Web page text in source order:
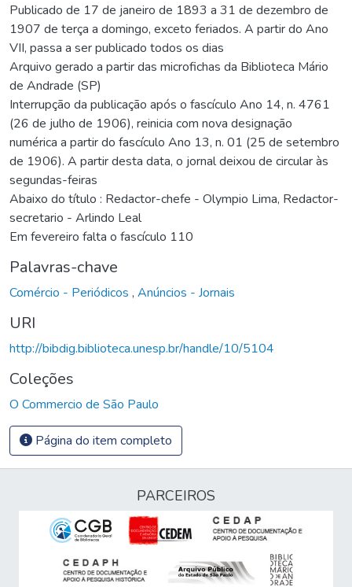
Publicado de 17 de janeiro de 1893 a 31 de dezembro de
1907 de terça a domingo, exceto feriados. A partir do Ano
VII, passa a ser publicado todos os dias
Arquivo gerado a partir das microfichas da Biblioteca Mário
de Andrade (SP)
Interrupção da publicação após o fascículo Ano 14, n. 4761
(26 de julho de 1906), reinicia com nova designação
numérica a partir do fascículo Ano 13, n. 01 (25 de setembro
de 1906). A partir desta data, o jornal deixou de circular às
segundas-feiras
Abaixo do título : Redactor-chefe - Olympio Lima, Redactor-
secretario - Arlindo Leal
Em fevereiro falta o fascículo 110
Palavras-chave
Comércio - Periódicos , Anúncios - Jornais
URI
http://bibdig.biblioteca.unesp.br/handle/10/5104
Coleções
O Commercio de São Paulo
Página do item completo
PARCEIROS